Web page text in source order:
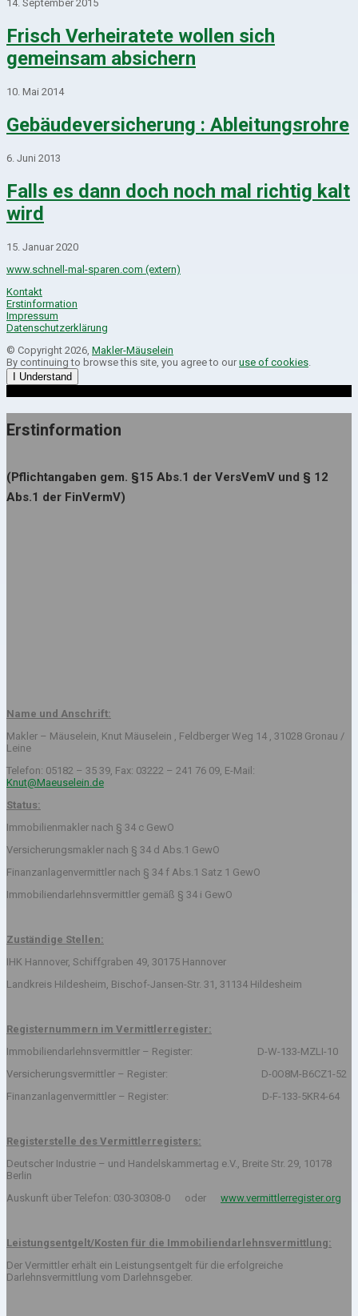
14. September 2015
Frisch Verheiratete wollen sich
gemeinsam absichern
10. Mai 2014
Gebäudeversicherung : Ableitungsrohre
6. Juni 2013
Falls es dann doch noch mal richtig kalt
wird
15. Januar 2020
www.schnell-mal-sparen.com (extern)
Kontakt
Erstinformation
Impressum
Datenschutzerklärung
© Copyright 2026, Makler-Mäuselein
By continuing to browse this site, you agree to our use of cookies
I Understand
Erstinformation
(Pflichtangaben gem. §15 Abs.1 der VersVemV und § 12
Abs.1 der FinVermV)
Name und Anschrift:
Makler – Mäuselein, Knut Mäuselein , Feldberger Weg 14 , 31028 Gronau /
Leine
Telefon: 05182 – 35 39, Fax: 03222 – 241 76 09, E-Mail:
Knut@Maeuselein.de
Status:
Immobilienmakler nach § 34 c GewO
Versicherungsmakler nach § 34 d Abs.1 GewO
Finanzanlagenvermittler nach § 34 f Abs.1 Satz 1 GewO
Immobiliendarlehnsvermittler gemäß § 34 i GewO
Zuständige Stellen:
IHK Hannover, Schiffgraben 49, 30175 Hannover
Landkreis Hildesheim, Bischof-Jansen-Str. 31, 31134 Hildesheim
Registernummern im Vermittlerregister:
Immobiliendarlehnsvermittler – Register: D-W-133-MZLI-10
Versicherungsvermittler – Register: D-0O8M-B6CZ1-52
Finanzanlagenvermittler – Register: D-F-133-5KR4-64
Registerstelle des Vermittlerregisters:
Deutscher Industrie – und Handelskammertag e.V., Breite Str. 29, 10178
Berlin
Auskunft über Telefon: 030-30308-0 oder www.vermittlerregister.org
Leistungsentgelt/Kosten für die Immobiliendarlehnsvermittlung:
Der Vermittler erhält ein Leistungsentgelt für die erfolgreiche
Darlehnsvermittlung vom Darlehnsgeber.